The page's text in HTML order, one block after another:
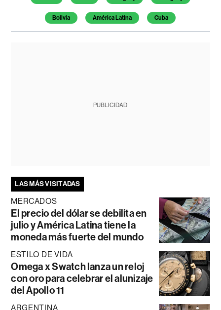
Bolivia América Latina Cuba
PUBLICIDAD
LAS MÁS VISITADAS
MERCADOS
El precio del dólar se debilita en
julio y América Latina tiene la
moneda más fuerte del mundo
ESTILO DE VIDA
Omega x Swatch lanza un reloj
con oro para celebrar el alunizaje
del Apollo 11
ARGENTINA